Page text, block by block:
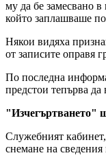
му да бе замесвано
който заплашваше
Някои видяха
от записите оправя
По последна
предстои тепърва да
"Изчегъртването"
Служебният
снемане на